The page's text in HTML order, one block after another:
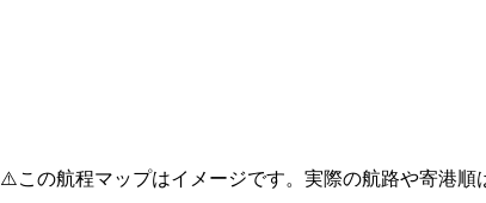
⚠️この航程マップはイメージです。実際の航路や寄港順